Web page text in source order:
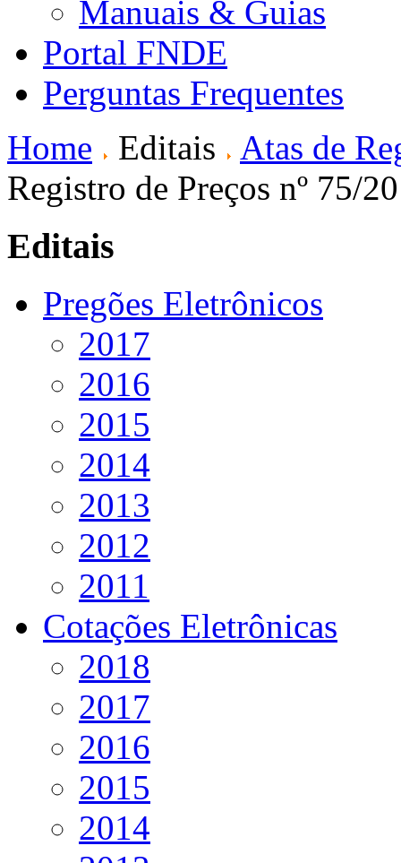
Manuais & Guias
Portal FNDE
Perguntas Frequentes
Home
Editais
Atas de
Registro de Preços nº 75/
Editais
Pregões Eletrônicos
2017
2016
2015
2014
2013
2012
2011
Cotações Eletrônicas
2018
2017
2016
2015
2014